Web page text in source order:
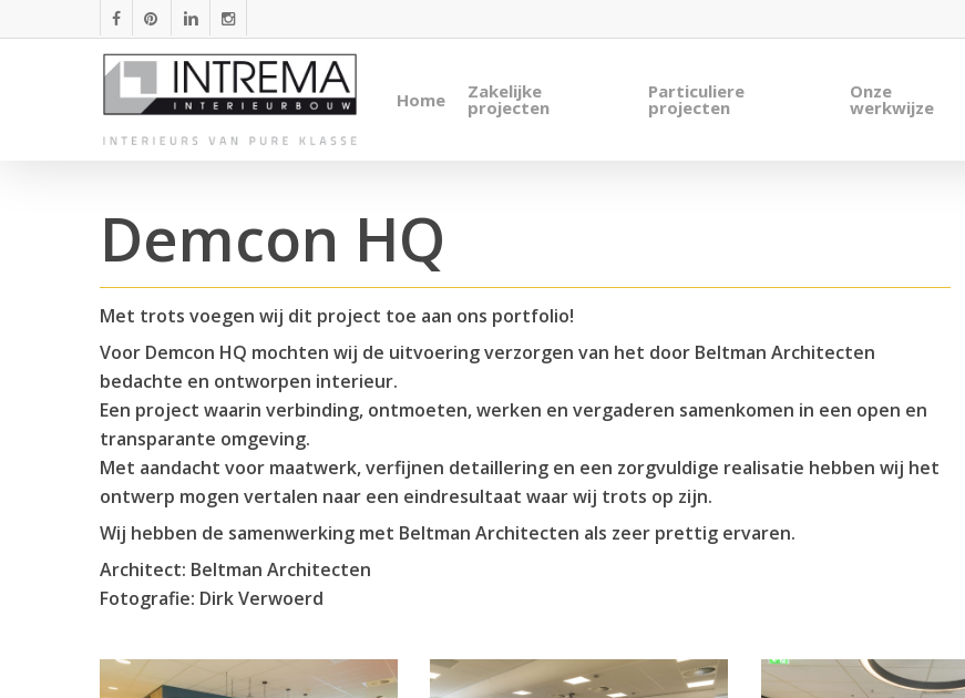
to
facebookpinterestlinkedininstagram
Home Zakelijke
projecten
Particuliere
projecten
Onze
werkwijze
Demcon HQ
Met trots voegen wij dit project toe aan ons portfolio!
Voor Demcon HQ mochten wij de uitvoering verzorgen van het door Beltman Architecten
bedachte en ontworpen interieur.
Een project waarin verbinding, ontmoeten, werken en vergaderen samenkomen in een open en
transparante omgeving.
Met aandacht voor maatwerk, verfijnen detaillering en een zorgvuldige realisatie hebben wij het
ontwerp mogen vertalen naar een eindresultaat waar wij trots op zijn.
Wij hebben de samenwerking met Beltman Architecten als zeer prettig ervaren.
Architect: Beltman Architecten
Fotografie: Dirk Verwoerd